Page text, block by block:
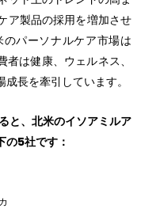
ア製品の採用を増加させ
パーソナルケア市場は
は健康、ウェルネス、
長を牽引しています。
、北米のイソアミルア
の5社です：